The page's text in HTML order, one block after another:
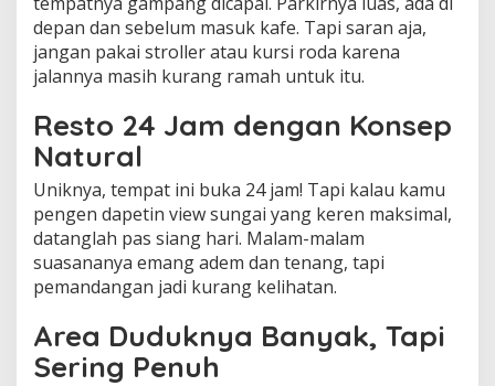
depan dan sebelum masuk kafe. Tapi saran aja,
jangan pakai stroller atau kursi roda karena
jalannya masih kurang ramah untuk itu.
Resto 24 Jam dengan Konsep
Natural
Uniknya, tempat ini buka 24 jam! Tapi kalau kamu
pengen dapetin view sungai yang keren maksimal,
datanglah pas siang hari. Malam-malam
suasananya emang adem dan tenang, tapi
pemandangan jadi kurang kelihatan.
Area Duduknya Banyak, Tapi
Sering Penuh